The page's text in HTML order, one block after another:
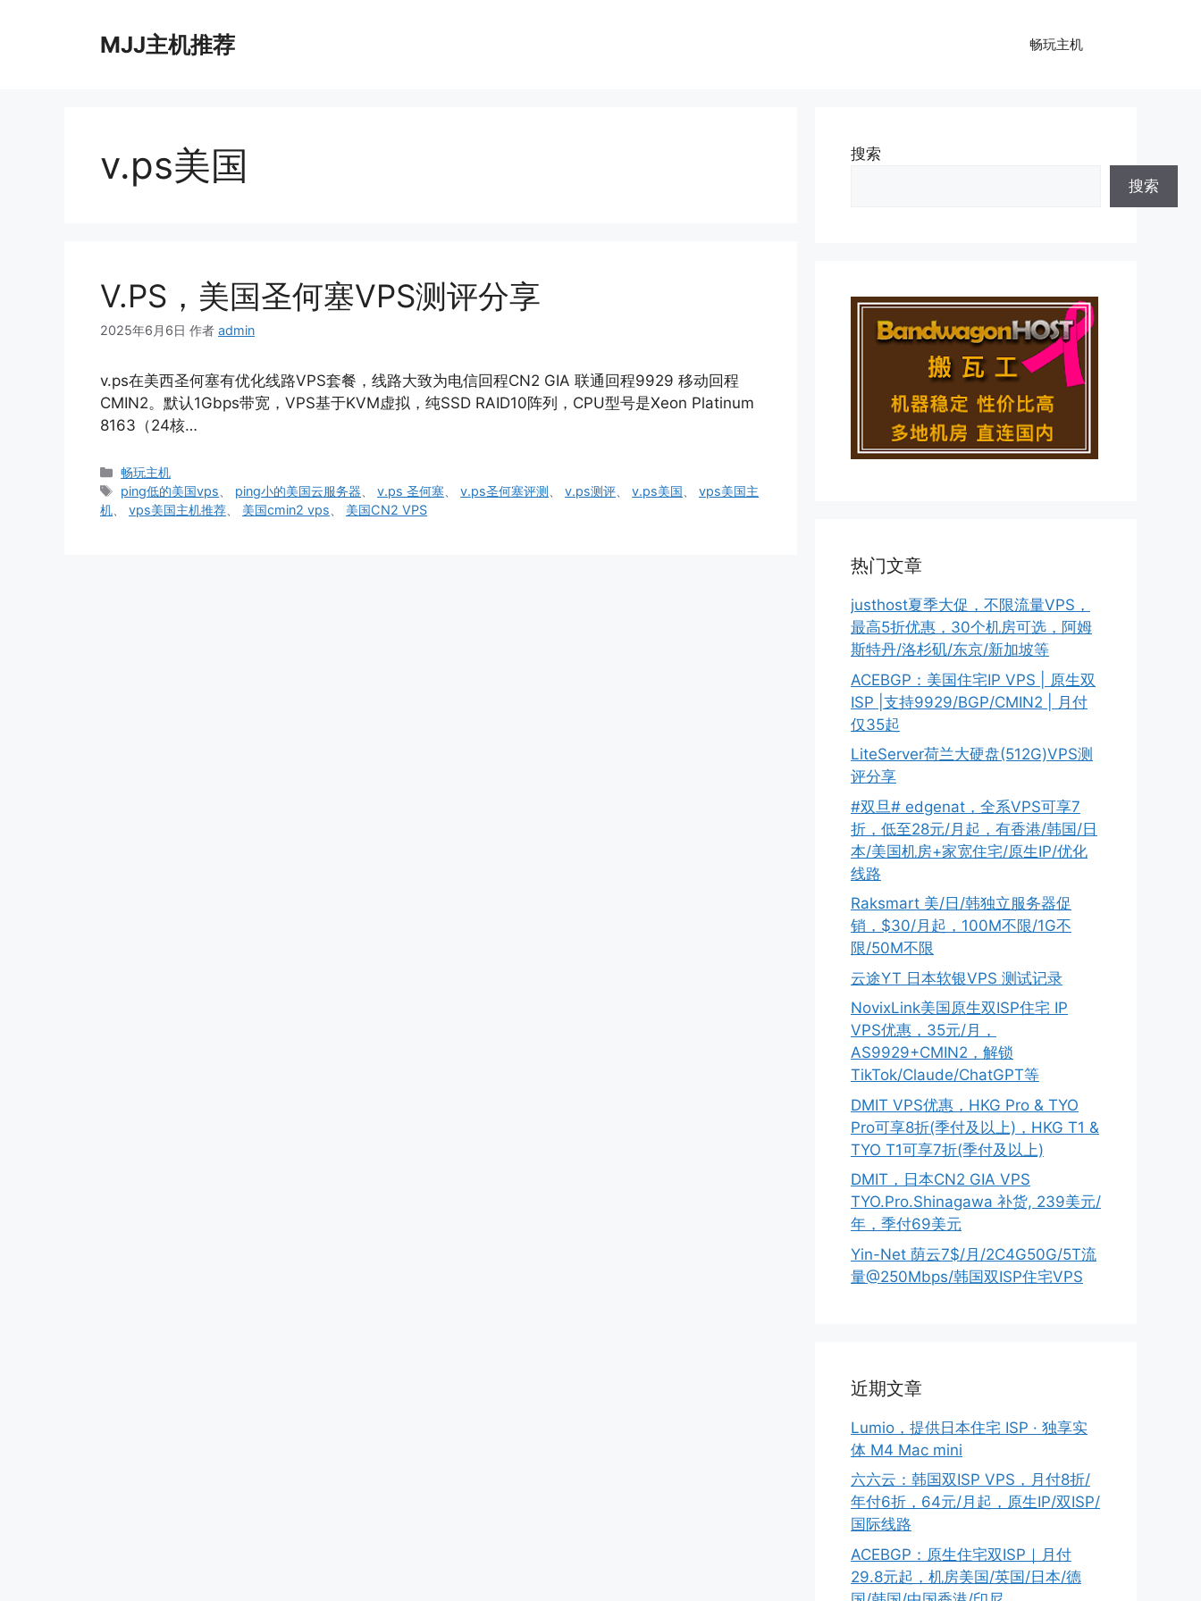
MJJ主机推荐 畅玩主机
v.ps美国
V.PS，美国圣何塞VPS测评分享
2025年6月6日 作者 admin
v.ps在美西圣何塞有优化线路VPS套餐，线路大致为电信回程CN2 GIA 联通回程9929 移动回程
CMIN2。默认1Gbps带宽，VPS基于KVM虚拟，纯SSD RAID10阵列，CPU型号是Xeon Platinum
8163（24核…
分
类
畅玩主机
标
签
ping低的美国vps ping小的美国云服务器 、v.ps 圣何塞 、v.ps圣何塞评测 、v.ps测评 、v.ps美国 、vps美国主
机
vps美国主机推荐 美国cmin2 vps 美国CN2 VPS
搜索
搜索
热门文章
justhost夏季大促，不限流量VPS，
最高5折优惠，30个机房可选，阿姆
斯特丹/洛杉矶/东京/新加坡等
ACEBGP：美国住宅IP VPS | 原生双
ISP |支持9929/BGP/CMIN2 | 月付
仅35起
LiteServer荷兰大硬盘(512G)VPS测
评分享
#双旦# edgenat，全系VPS可享7
折，低至28元/月起，有香港/韩国/日
本/美国机房+家宽住宅/原生IP/优化
线路
Raksmart 美/日/韩独立服务器促
销，$30/月起，100M不限/1G不
限/50M不限
云途YT 日本软银VPS 测试记录
NovixLink美国原生双ISP住宅 IP
VPS优惠，35元/月，
AS9929+CMIN2，解锁
TikTok/Claude/ChatGPT等
DMIT VPS优惠，HKG Pro & TYO
Pro可享8折(季付及以上)，HKG T1 &
TYO T1可享7折(季付及以上)
DMIT，日本CN2 GIA VPS
TYO.Pro.Shinagawa 补货, 239美元/
年，季付69美元
Yin-Net 荫云7$/月/2C4G50G/5T流
量@250Mbps/韩国双ISP住宅VPS
近期文章
Lumio，提供日本住宅 ISP · 独享实
体 M4 Mac mini
六六云：韩国双ISP VPS，月付8折/
年付6折，64元/月起，原生IP/双ISP/
国际线路
ACEBGP：原生住宅双ISP｜月付
29.8元起，机房美国/英国/日本/德